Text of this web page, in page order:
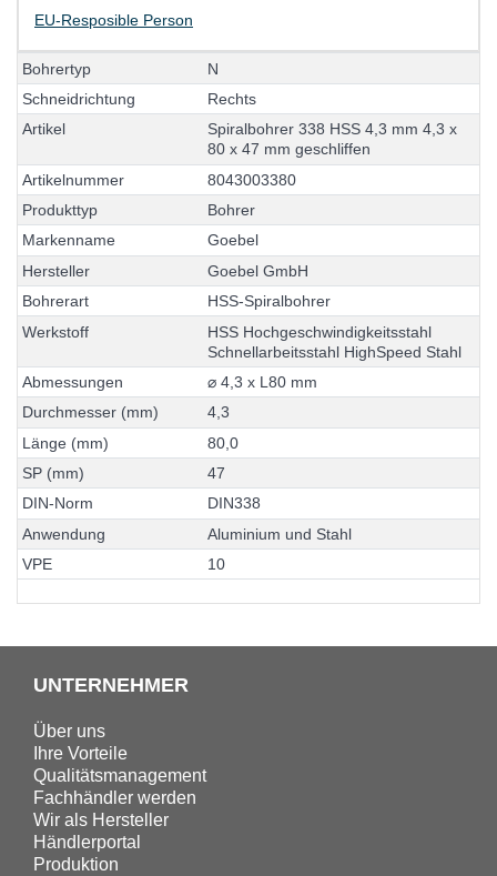
EU-Resposible Person
Bohrertyp
N
Schneidrichtung Rechts
Artikel Spiralbohrer 338 HSS 4,3 mm 4,3 x
80 x 47 mm geschliffen
Artikelnummer 8043003380
Produkttyp Bohrer
Markenname Goebel
Hersteller Goebel GmbH
Bohrerart HSS-Spiralbohrer
Werkstoff HSS Hochgeschwindigkeitsstahl
Schnellarbeitsstahl HighSpeed Stahl
Abmessungen ⌀ 4, 3 x L 80 mm
Durchmesser (mm) 4,3
Länge (mm) 80, 0
SP (mm) 47
DIN-Norm DIN338
Anwendung Aluminium und Stahl
VPE 10
UNTERNEHMER
Über uns
Ihre Vorteile
Qualitätsmanagement
Fachhändler werden
Wir als Hersteller
Händlerportal
Produktion